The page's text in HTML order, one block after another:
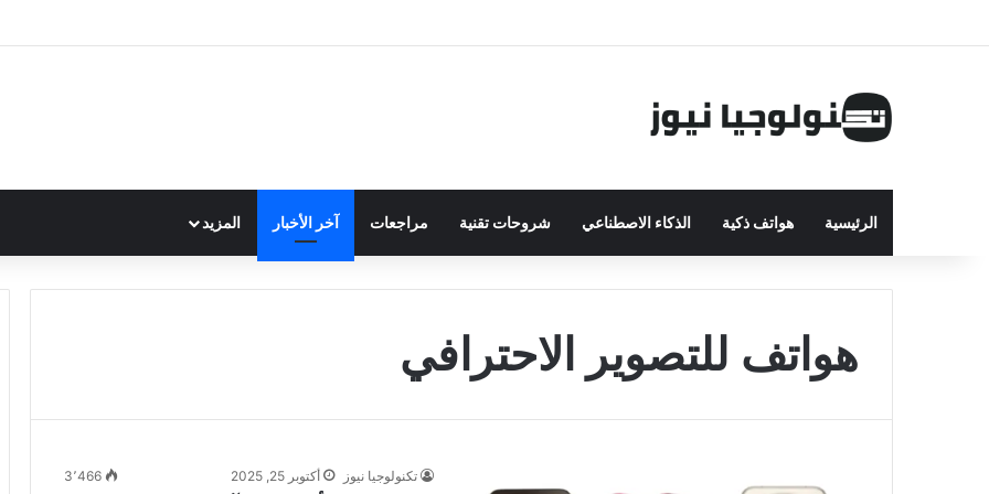
الرئيسية هواتف ذكية الذكاء الاصطناعي شروحات تقنية مراجعات آخر الأخبار المزيد
هواتف للتصوير الاحترافي
تكنولوجيا نيوز أكتوبر 25, 2025 3٬466